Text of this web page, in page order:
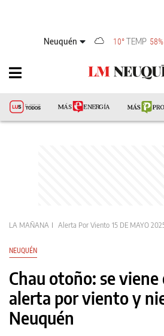
Neuquén 10°TEMP 58%
LA MAÑANA Alerta Por Viento 15 DE MAYO
NEUQUÉN
Chau otoño: se
alerta por viento y
Neuquén